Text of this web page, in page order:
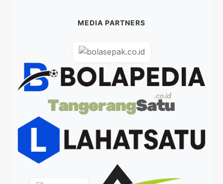
MEDIA PARTNERS